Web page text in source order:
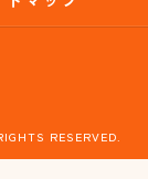
RESERVED.